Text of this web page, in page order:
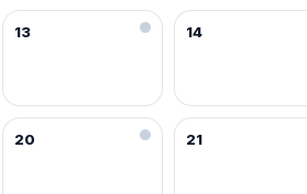
13 14
20 21